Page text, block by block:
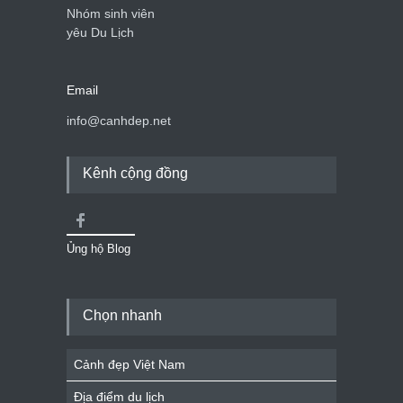
Nhóm sinh viên
yêu Du Lịch
Email
info@canhdep.net
Kênh cộng đồng
Ủng hộ Blog
Chọn nhanh
Cảnh đẹp Việt Nam
Địa điểm du lịch